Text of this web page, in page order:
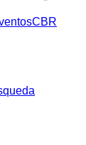
CBR